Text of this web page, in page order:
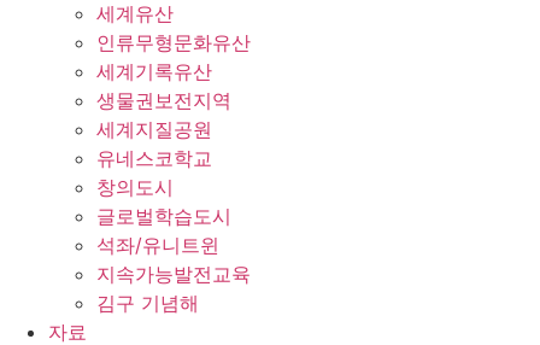
세계유산
인류무형문화유산
세계기록유산
생물권보전지역
세계지질공원
유네스코학교
창의도시
글로벌학습도시
석좌/유니트윈
지속가능발전교육
김구 기념해
자료